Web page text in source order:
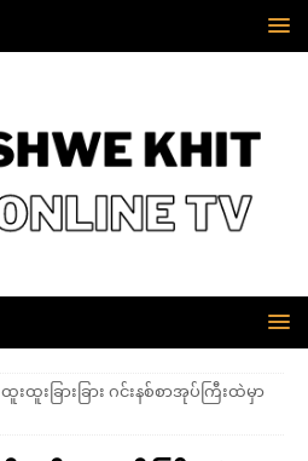
ထူးထူးခြားခြား ဂင်းနစ်စာအုပ်ကြီးထဲမှာ